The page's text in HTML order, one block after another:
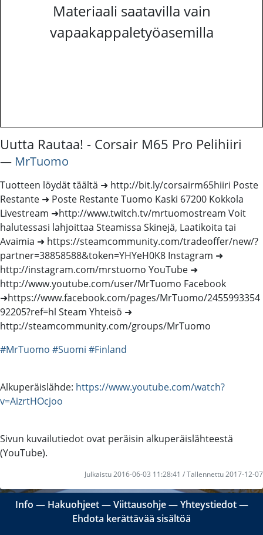
Materiaali saatavilla vain
vapaakappaletyöasemilla
Uutta Rautaa! - Corsair M65 Pro Pelihiiri
― MrTuomo
Tuotteen löydät täältä ➜ http://bit.ly/corsairm65hiiri Poste
Restante ➜ Poste Restante Tuomo Kaski 67200 Kokkola
Livestream ➜http://www.twitch.tv/mrtuomostream Voit
halutessasi lahjoittaa Steamissa Skinejä, Laatikoita tai
Avaimia ➜ https://steamcommunity.com/tradeoffer/new/?
partner=38858588&token=YHYeH0K8 Instagram ➜
http://instagram.com/mrstuomo YouTube ➜
http://www.youtube.com/user/MrTuomo Facebook
➜https://www.facebook.com/pages/MrTuomo/2455993354
92205?ref=hl Steam Yhteisö ➜
http://steamcommunity.com/groups/MrTuomo
#MrTuomo #Suomi #Finland
Alkuperäislähde: https://www.youtube.com/watch?
v=AizrtHOcjoo
Sivun kuvailutiedot ovat peräisin alkuperäislähteestä
(YouTube).
Julkaistu 2016-06-03 11:28:41 / Tallennettu 2017-12-07
Info ― Hakuohjeet―Viittausohje―Yhteystiedot―
Ehdota kerättävää sisältöä